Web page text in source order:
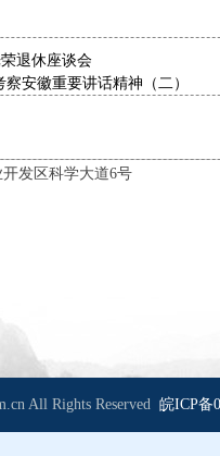
退休座谈会
安徽重要讲话精神（二）
发区科学大道6号
All Rights Reserved 皖ICP备